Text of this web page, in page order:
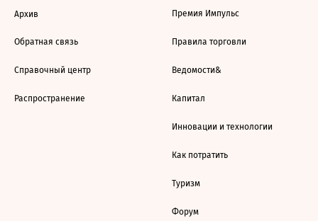
Архив
Обратная связь
Справочный центр
Распространение
Премия Импульс
Правила торговли
Ведомости&
Капитал
Инновации и технологии
Как потратить
Туризм
Форум